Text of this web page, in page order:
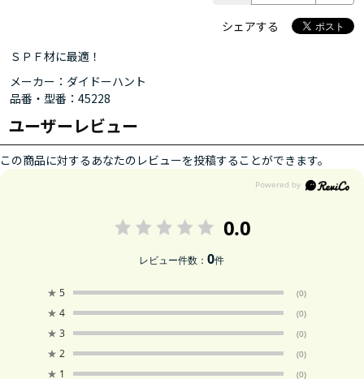
シェアする
ＳＰＦ材に最適！
メーカー：ダイドーハント
品番・型番：45228
ユーザーレビュー
この商品に対するあなたのレビューを投稿することができます。
0.0
レビュー件数：0件
★ 5 (0)
★ 4 (0)
★ 3 (0)
★ 2 (0)
★ 1 (0)